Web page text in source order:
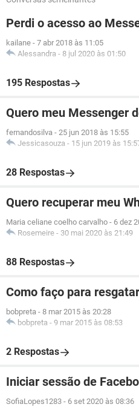
Perdi o acesso ao
kailane - 7 abr 2018 às 11:05
Alessandra - 8 jul 2020 às 01:50
195 Respostas
Quero meu Messenger
fernandosilva - 25 jun 2018 às 15:55
Jessicasouza - 15 jun 2019 às
28 Respostas
Quero recuperar meu
Maria celiane coelho carvalho - 6 dez
Rosemeire - 30 mai 2020 às 21:49
88 Respostas
Como faço para
bobpreta - 8 mar 2015 às 20:28
bobpreta - 9 mar 2015 às 08:53
2 Respostas
Iniciar sessão de
SofiaLopes1283 - 6 set 2020 às 08:36